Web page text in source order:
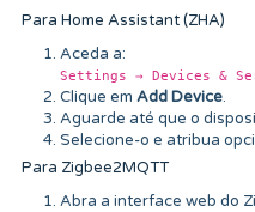
Para Home Assistant (ZHA)
Aceda a:
Settings → Devices &
Clique em Add Device.
Aguarde até que o
Selecione-o e atribua
Para Zigbee2MQTT
Abra a interface web do